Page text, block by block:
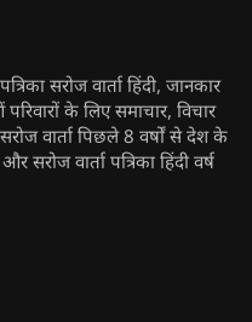
सरोज वार्ता हिंदी, जानकार
के लिए समाचार, विचार
वार्ता पिछले 8 वर्षों से देश के
सरोज वार्ता पत्रिका हिंदी वर्ष